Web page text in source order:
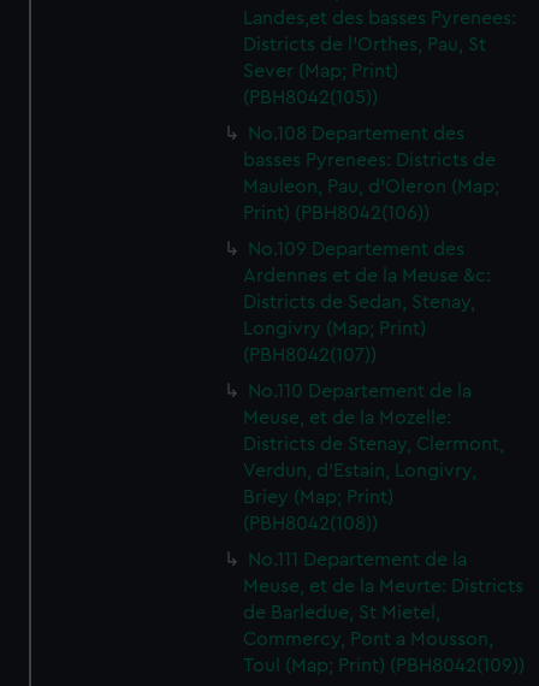
Landes,et des basses Pyrenees:
Districts de l'Orthes, Pau, St
Sever (Map; Print)
(PBH8042(105))
No.108 Departement des
basses Pyrenees: Districts de
Mauleon, Pau, d'Oleron (Map;
Print) (PBH8042(106))
No.109 Departement des
Ardennes et de la Meuse &c:
Districts de Sedan, Stenay,
Longivry (Map; Print)
(PBH8042(107))
No.110 Departement de la
Meuse, et de la Mozelle:
Districts de Stenay, Clermont,
Verdun, d'Estain, Longivry,
Briey (Map; Print)
(PBH8042(108))
No.111 Departement de la
Meuse, et de la Meurte: Districts
de Barledue, St Mietel,
Commercy, Pont a Mousson,
Toul (Map; Print) (PBH8042(109))